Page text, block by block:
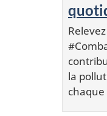
la